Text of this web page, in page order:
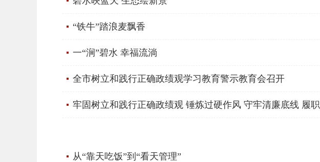
“铁牛”踏浪麦飘香
一“涧”碧水 幸福流淌
全市树立和践行正确政绩观学习教育警示教育会召开
牢固树立和践行正确政绩观 锤炼过硬作风 守牢清廉底线 履
从“靠天吃饭”到“看天管理”